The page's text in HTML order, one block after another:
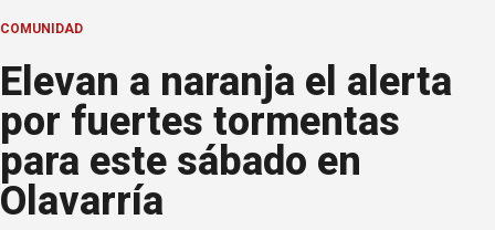
COMUNIDAD
Elevan a naranja el alerta
por fuertes tormentas
para este sábado en
Olavarría